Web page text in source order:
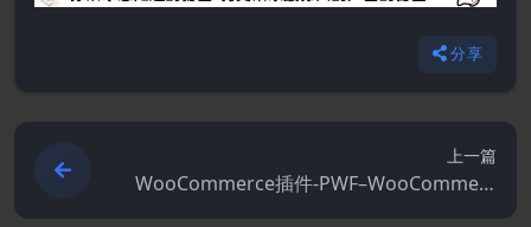
分享
上一篇
WooCommerce插件-PWF–WooCommerc
e Product Filters 1.9.9